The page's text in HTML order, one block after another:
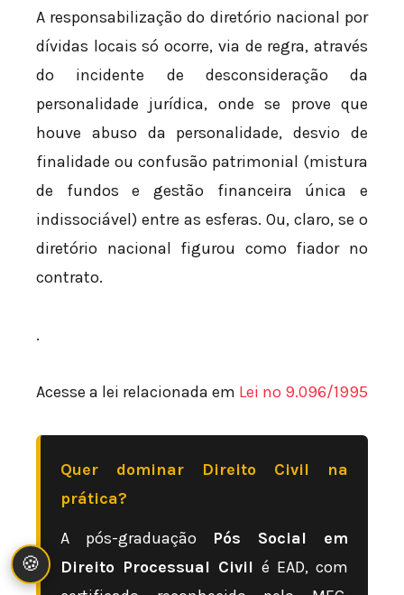
A responsabilização do diretório nacional por
dívidas locais só ocorre, via de regra, através
do incidente de desconsideração da
personalidade jurídica, onde se prove que
houve abuso da personalidade, desvio de
finalidade ou confusão patrimonial (mistura
de fundos e gestão financeira única e
indissociável) entre as esferas. Ou, claro, se o
diretório nacional figurou como fiador no
contrato.
.
Acesse a lei relacionada em Lei nº 9.096/1995
Quer dominar Direito Civil na
prática?
A pós-graduação Pós Social em
Direito Processual Civil é EAD, com
🍪